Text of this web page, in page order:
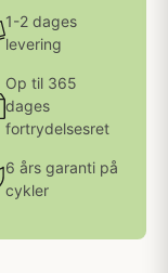
1-2 dages
levering
Op til 365
dages
fortrydelsesret
6 års garanti på
cykler